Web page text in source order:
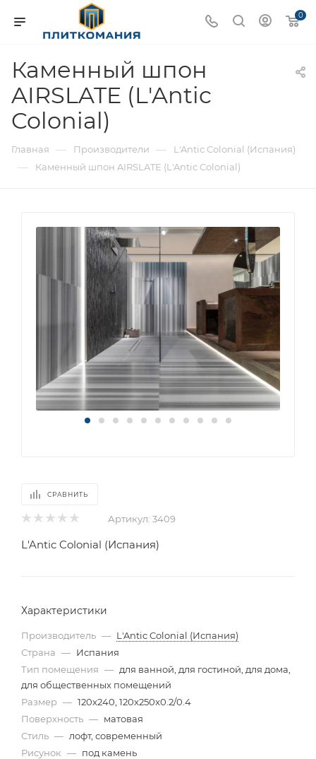
0
Каменный шпон
AIRSLATE (L'Antic
Colonial)
Главная — Производители — L'Antic Colonial (Испания)
— Каменный шпон AIRSLATE (L'Antic Colonial)
СРАВНИТЬ
Артикул: 3409
L'Antic Colonial (Испания)
Характеристики
Производитель — L'Antic Colonial (Испания)
Страна — Испания
Тип помещения — для ванной, для гостиной, для дома,
для общественных помещений
Размер — 120x240, 120x250x0.2/0.4
Поверхность — матовая
Стиль — лофт, современный
Рисунок — под камень